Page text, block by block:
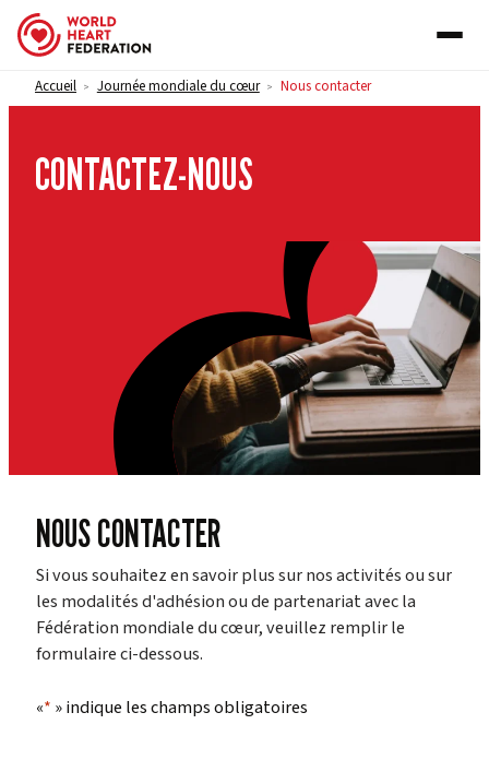
Skip to content
Accueil > Journée mondiale du cœur > Nous contacter
CONTACTEZ-NOUS
NOUS CONTACTER
Si vous souhaitez en savoir plus sur nos activités ou sur
les modalités d'adhésion ou de partenariat avec la
Fédération mondiale du cœur, veuillez remplir le
formulaire ci-dessous.
«* » indique les champs obligatoires